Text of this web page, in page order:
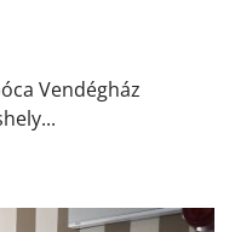
Vendégház